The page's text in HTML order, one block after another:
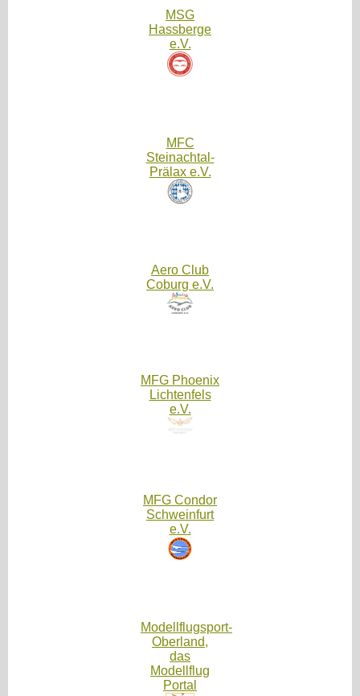
MSG
Hassberge
e.V.
MFC
Steinachtal-
Prälax e.V.
Aero Club
Coburg e.V.
MFG Phoenix
Lichtenfels
e.V.
MFG Condor
Schweinfurt
e.V.
Modellflugsport-
Oberland,
das
Modellflug
Portal